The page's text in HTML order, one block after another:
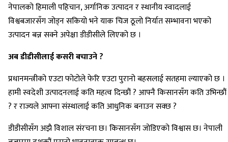
नेपालको हिमाली पहिचान, अर्गानिक उत्पादन र स्थानीय स्वादलाई
विश्वबजारसँग जोड्न सकियो भने याक चिज ठूलो निर्यात सम्भावना भएको
उत्पादन बन्न सक्ने अपेक्षा डीडीसीले लिएको छ ।
अब डीडीसीलाई कसरी बचाउने ?
प्रधानमन्त्रीको एउटा फोटोले फेरि एउटा पुरानो बहसलाई सतहमा ल्याएको छ ।
हामी स्वदेशी उत्पादनलाई कति महत्व दिन्छौं ? आफ्नै किसानसँग कति उभिन्छौं
? र राज्यले आफ्ना संस्थालाई कति आधुनिक बनाउन सक्छ ?
डीडीसीसँग अझै विशाल संरचना छ। किसानसँग जोडिएको विश्वास छ। नेपाली